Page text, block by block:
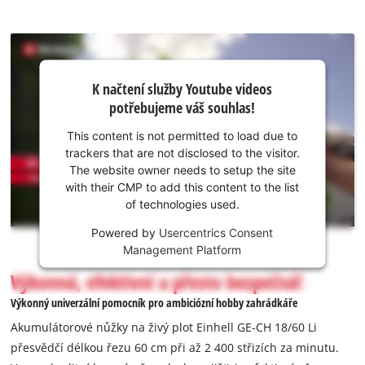
potřebujeme
váš souhlas!
This
not
load
due
trackers
that
K načtení služby Youtube videos
potřebujeme váš souhlas!
This content is not permitted to load due to
trackers that are not disclosed to the visitor.
The website owner needs to setup the site
with their CMP to add this content to the list
of technologies used.
Powered by Usercentrics Consent
Management Platform
Výkonná, efektivní a přesto bezpečná!
Výkonný univerzální pomocník pro ambiciózní hobby zahrádkáře
Akumulátorové nůžky na živý plot Einhell GE-CH 18/60 Li
přesvědčí délkou řezu 60 cm při až 2 400 střizích za minutu.